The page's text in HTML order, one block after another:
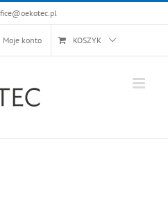
Moje konto KOSZYK